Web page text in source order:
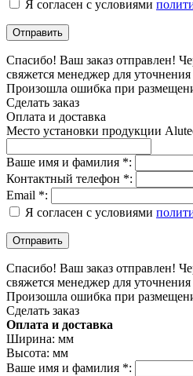
Я согласен с условиями
Спасибо! Ваш заказ отправлен!
свяжется менеджер для уточнения
Произошла ошибка при
Сделать заказ
Оплата и доставка
Место установки продукции
Ваше имя и фамилия *:
Контактный телефон *:
Email *:
Я согласен с условиями
Спасибо! Ваш заказ отправлен!
свяжется менеджер для уточнения
Произошла ошибка при
Сделать заказ
Оплата и доставка
Ширина: мм
Высота: мм
Ваше имя и фамилия *: